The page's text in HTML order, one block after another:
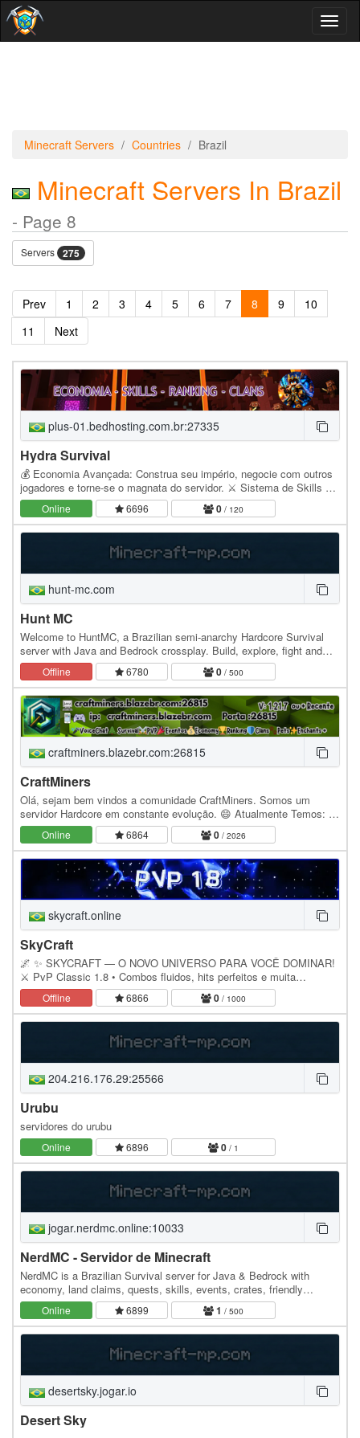
Minecraft Servers Countries Brazil
Minecraft Servers In Brazil
- Page 8
Servers 275
Prev 1 2 3 4 5 6 7 8 9
10
11
Next
plus-01.bedhosting.com.br:27335
Hydra Survival
💰 Economia Avançada: Construa seu império, negocie com outros
jogadores e torne-se o magnata do servidor. ⚔️ Sistema de Skills e
Habilidades: Melhore suas habilidades e…
Online 6696 0 / 120
hunt-mc.com
Hunt MC
Welcome to HuntMC, a Brazilian semi-anarchy Hardcore Survival
server with Java and Bedrock crossplay. Build, explore, fight and
survive in a challenging world featuring…
Offline 6780 0 / 500
craftminers.blazebr.com:26815
CraftMiners
Olá, sejam bem vindos a comunidade CraftMiners. Somos um
servidor Hardcore em constante evolução. 😄 Atualmente Temos: -
Survival (Harcore) -PETS -Economy -BloodMoon(Lua…
Online 6864 0 / 2026
skycraft.online
SkyCraft
🌌 ✨ SKYCRAFT — O NOVO UNIVERSO PARA VOCÊ DOMINAR!
⚔️ PvP Classic 1.8 • Combos fluidos, hits perfeitos e muita
competitividade. 🧱 Pistão Automático Ilimitado • Sem…
Offline 6866 0 / 1000
204.216.176.29:25566
Urubu
servidores do urubu
Online 6896 0 / 1
jogar.nerdmc.online:10033
NerdMC - Servidor de Minecraft
NerdMC is a Brazilian Survival server for Java & Bedrock with
economy, land claims, quests, skills, events, crates, friendly
community and regular updates. Join and…
Online 6899 1 / 500
desertsky.jogar.io
Desert Sky